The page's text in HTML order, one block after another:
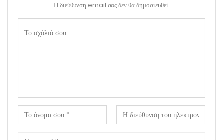
Η διεύθυνση email σας δεν θα δημοσιευθεί.